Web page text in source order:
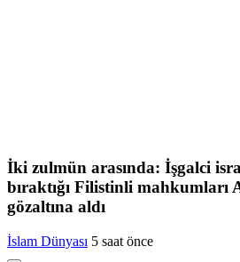
İki zulmün arasında: İşgalci
bıraktığı Filistinli mahkumları
gözaltına aldı
İslam Dünyası 5 saat önce